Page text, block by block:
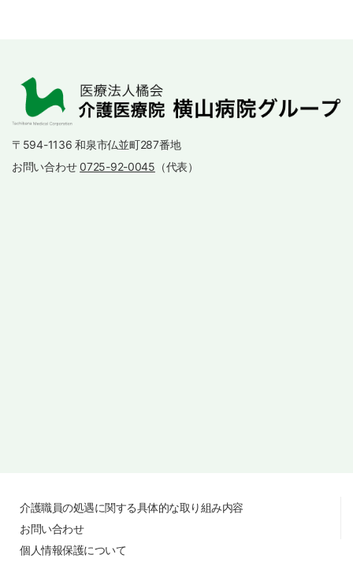
〒594-1136 和泉市仏並町287番地
お問い合わせ0725-92-0045 （代表）
介護職員の処遇に関する具体的な取り組み内容
お問い合わせ
個人情報保護について